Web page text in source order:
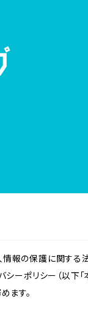
報の保護に関する
シーポリシー（以下「
ます。